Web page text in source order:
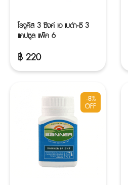
โรจูคิส 3 ซิงค์ เอ เบต้า-ซี 3
แคปซูล แพ็ค 6
฿220
-8%
OFF